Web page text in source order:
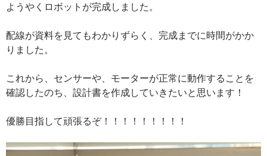
ようやくロボットが完成しました。
配線が資料を見てもわかりずらく、完成までに時間がかか
りました。
これから、センサーや、モーターが正常に動作することを
確認したのち、設計書を作成していきたいと思います！
優勝目指して頑張るぞ！！！！！！！！！